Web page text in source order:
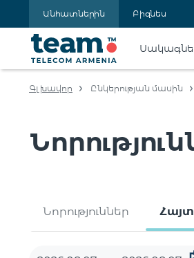
Անհատներին Բիզնես
Գլխավոր Ընկերության մասին
Նորություններ